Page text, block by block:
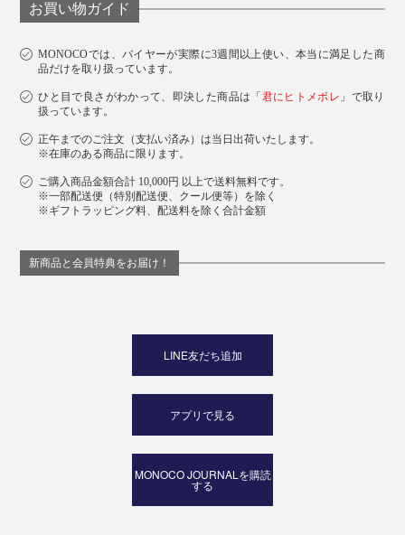
お買い物ガイド
MONOCOでは、バイヤーが実際に3週間以上使い、本当に満足した商
品だけを取り扱っています。
ひと目で良さがわかって、即決した商品は「 君にヒトメボレ 」で取り
扱っています。
正午までのご注文（支払い済み）は当日出荷いたします。
※在庫のある商品に限ります。
ご購入商品金額合計 10,000円 以上で送料無料です。
※一部配送便（特別配送便、クール便等）を除く
※ギフトラッピング料、配送料を除く合計金額
新商品と会員特典をお届け！
LINE友だち追加
アプリで見る
MONOCO JOURNALを購読
する